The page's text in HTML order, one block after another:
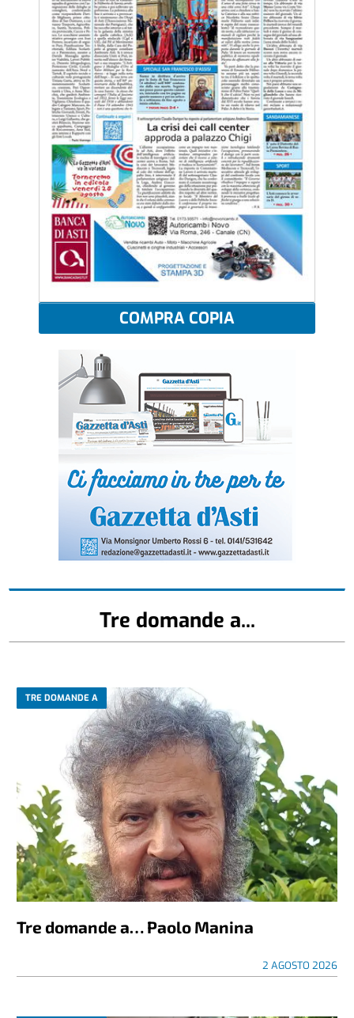
COMPRA COPIA
Tre domande a...
TRE DOMANDE A
Tre domande a… Paolo Manina
2 AGOSTO 2026